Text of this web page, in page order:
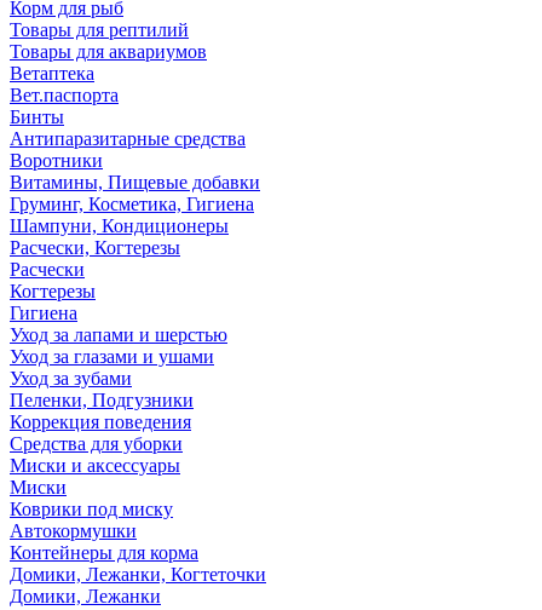
Корм для рыб
Товары для рептилий
Товары для аквариумов
Ветаптека
Вет.паспорта
Бинты
Антипаразитарные средства
Воротники
Витамины, Пищевые добавки
Груминг, Косметика, Гигиена
Шампуни, Кондиционеры
Расчески, Когтерезы
Расчески
Когтерезы
Гигиена
Уход за лапами и шерстью
Уход за глазами и ушами
Уход за зубами
Пеленки, Подгузники
Коррекция поведения
Средства для уборки
Миски и аксессуары
Миски
Коврики под миску
Автокормушки
Контейнеры для корма
Домики, Лежанки, Когтеточки
Домики, Лежанки